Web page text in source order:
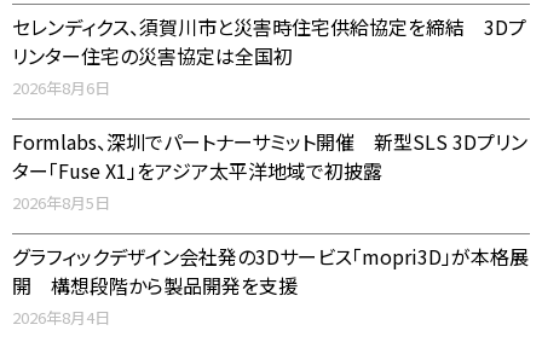
セレンディクス、須賀川市と災害時住宅供給協定を締結 3Dプ
リンター住宅の災害協定は全国初
2026年8月6日
Formlabs、深圳でパートナーサミット開催 新型SLS 3Dプリン
ター「Fuse X1」をアジア太平洋地域で初披露
2026年8月5日
グラフィックデザイン会社発の3Dサービス「mopri3D」が本格展
開 構想段階から製品開発を支援
2026年8月4日